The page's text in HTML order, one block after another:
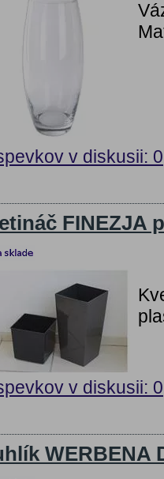
v diskusii: 0
FINEZJA
v diskusii: 0
WERBENA